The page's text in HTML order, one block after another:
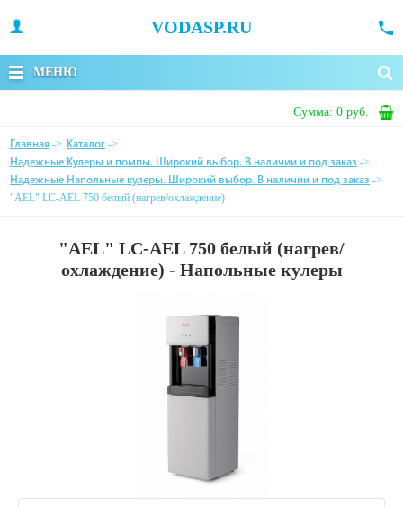
VODASP.RU
МЕНЮ
Сумма: 0 руб.
Главная -> Каталог ->
Надежные Кулеры и помпы. Широкий выбор. В наличии и под заказ ->
Надежные Напольные кулеры. Широкий выбор. В наличии и под заказ ->
"AEL" LС-AEL 750 белый (нагрев/охлаждение)
"AEL" LС-AEL 750 белый (нагрев/
охлаждение) - Напольные кулеры